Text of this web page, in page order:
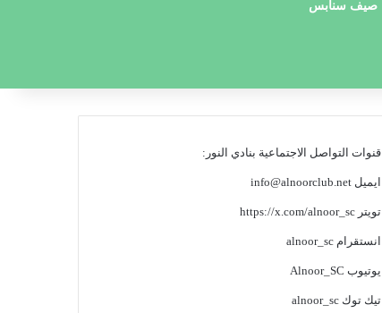
صيف سنابس
قنوات التواصل الاجتماعية بنادي النور:
ايميلinfo@alnoorclub.net
تويترhttps://x.com/alnoor_sc
انستقرامalnoor_sc
يوتيوب Alnoor_SC
تيك توكalnoor_sc